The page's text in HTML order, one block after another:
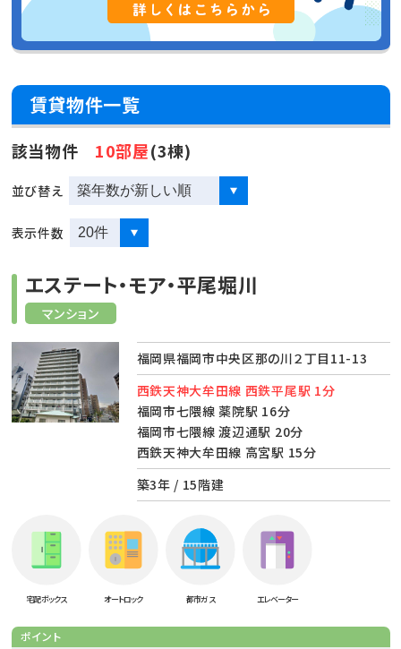
賃貸物件一覧
該当物件 10部屋(3棟)
並び替え
表示件数
マンション
エステート・モア・平尾堀川
福岡県福岡市中央区那の川２丁目11-13
西鉄天神大牟田線 西鉄平尾駅 1分
福岡市七隈線 薬院駅 16分
福岡市七隈線 渡辺通駅 20分
西鉄天神大牟田線 高宮駅 15分
築3年 / 15階建
宅配ボックス オートロック 都市ガス エレベーター
ポイント